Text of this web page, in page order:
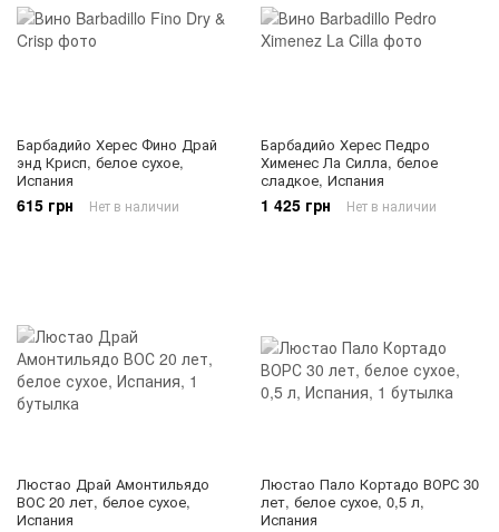
Барбадийо Херес Фино Драй
энд Крисп, белое сухое,
Испания
615 грн Нет в наличии
Барбадийо Херес Педро
Хименес Ла Силла, белое
сладкое, Испания
1 425 грн Нет в наличии
Люстао Драй Амонтильядо
ВОС 20 лет, белое сухое,
Испания
Люстао Пало Кортадо ВОРС 30
лет, белое сухое, 0,5 л,
Испания